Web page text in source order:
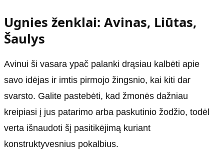
Ugnies ženklai: Avinas, Liūtas,
Šaulys
Avinui ši vasara ypač palanki drąsiau kalbėti apie
savo idėjas ir imtis pirmojo žingsnio, kai kiti dar
svarsto. Galite pastebėti, kad žmonės dažniau
kreipiasi į jus patarimo arba paskutinio žodžio, todėl
verta išnaudoti šį pasitikėjimą kuriant
konstruktyvesnius pokalbius.